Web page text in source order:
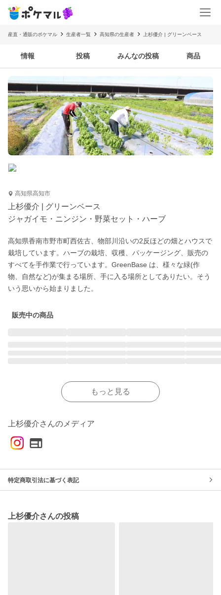
産直・通販のポケマル 生産者一覧 高知県の生産者 上杉優介 | グリーンベース
情報 投稿 みんなの投稿 商品
高知県高知市
上杉優介 | グリーンベース
ジャガイモ・ニンジン・野菜セット・ハーブ
高知県香南市野市町西佐古、物部川沿いの2反ほどの畑とハウスで
栽培しています。ハーブの栽培、収穫、パッケージング、販売の
すべてを手作業で行っています。GreenBase は、様々な緑(作
物、自然など)が集まる場所、手に入る場所としてありたい。そう
いう思いから始まりました。
販売中の商品
もっと見る
上杉優介さんのメディア
特定商取引法に基づく表記
上杉優介さんの投稿